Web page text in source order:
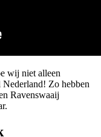
wij niet alleen
Zo hebben
Ravenswaaij